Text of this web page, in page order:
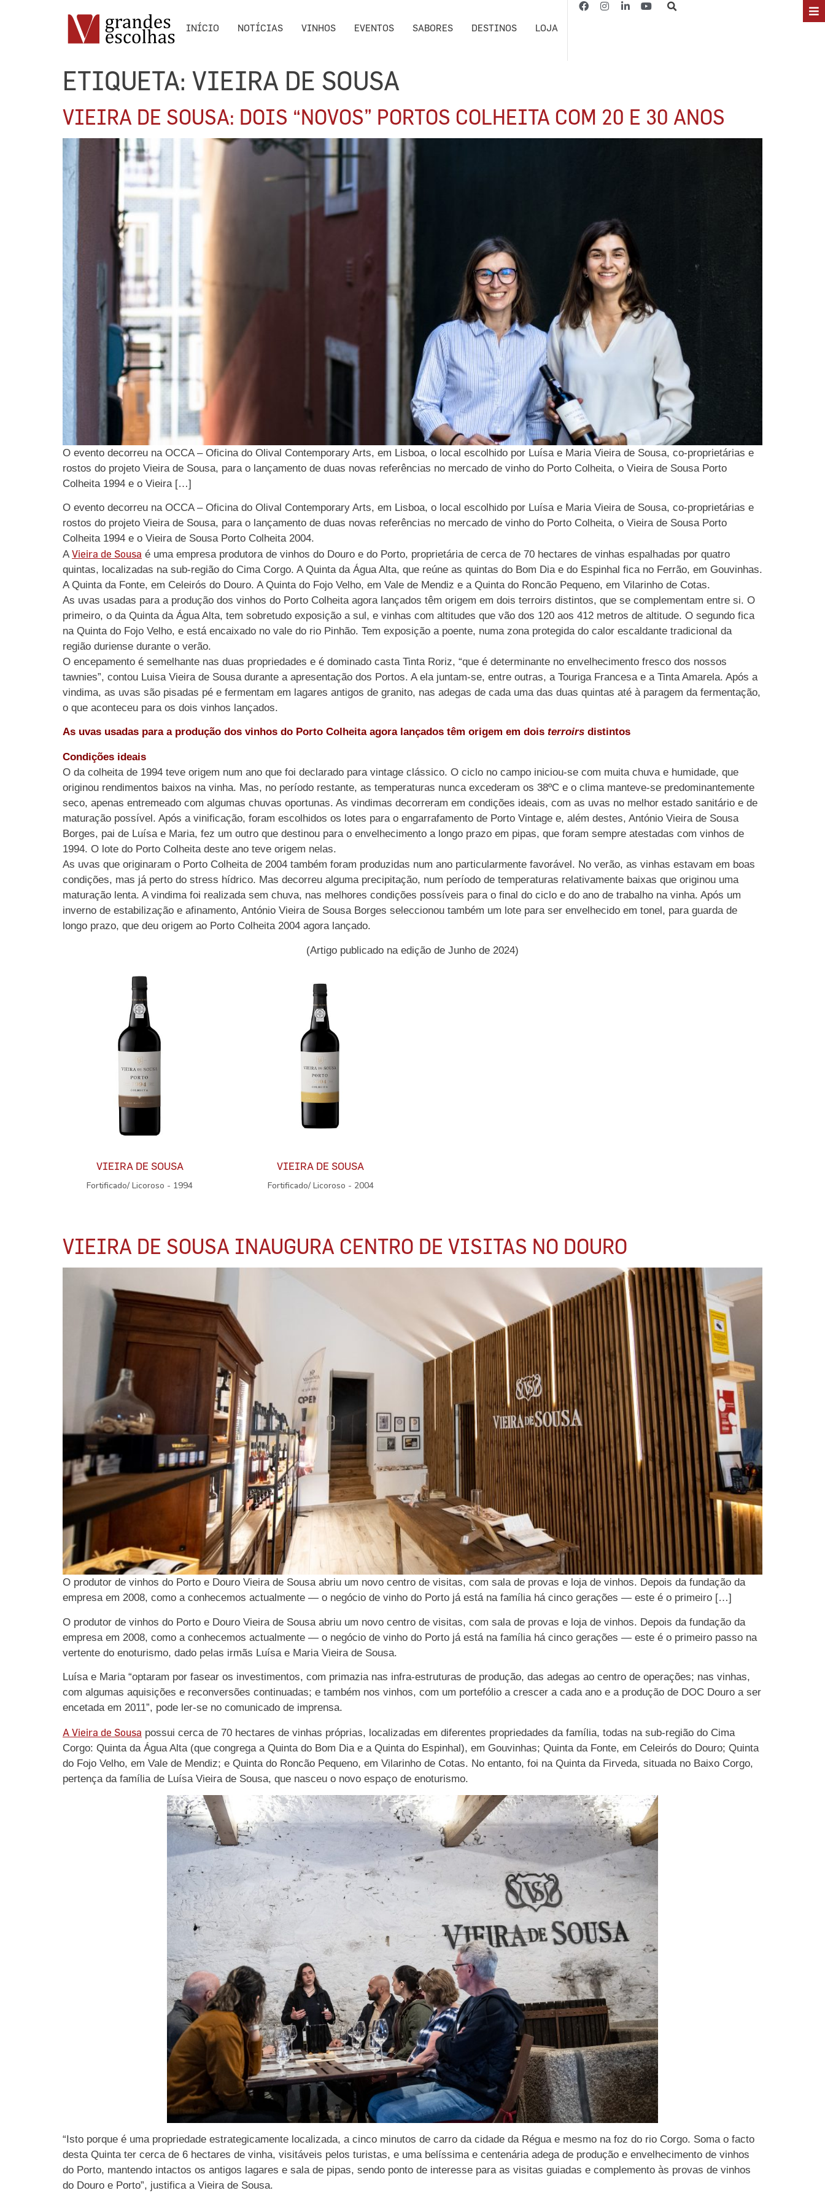
INÍCIO NOTÍCIAS VINHOS EVENTOS SABORES DESTINOS LOJA
ETIQUETA: VIEIRA DE SOUSA
VIEIRA DE SOUSA: DOIS “NOVOS” PORTOS COLHEITA COM 20 E 30 ANOS
O evento decorreu na OCCA – Oficina do Olival Contemporary Arts, em Lisboa, o local escolhido por Luísa e Maria Vieira de Sousa, co-proprietárias e
rostos do projeto Vieira de Sousa, para o lançamento de duas novas referências no mercado de vinho do Porto Colheita, o Vieira de Sousa Porto
Colheita 1994 e o Vieira […]
O evento decorreu na OCCA – Oficina do Olival Contemporary Arts, em Lisboa, o local escolhido por Luísa e Maria Vieira de Sousa, co-proprietárias e
rostos do projeto Vieira de Sousa, para o lançamento de duas novas referências no mercado de vinho do Porto Colheita, o Vieira de Sousa Porto
Colheita 1994 e o Vieira de Sousa Porto Colheita 2004.
AVieira de Sousa é uma empresa produtora de vinhos do Douro e do Porto, proprietária de cerca de 70 hectares de vinhas espalhadas por quatro
quintas, localizadas na sub-região do Cima Corgo. A Quinta da Água Alta, que reúne as quintas do Bom Dia e do Espinhal fica no Ferrão, em Gouvinhas.
A Quinta da Fonte, em Celeirós do Douro. A Quinta do Fojo Velho, em Vale de Mendiz e a Quinta do Roncão Pequeno, em Vilarinho de Cotas.
As uvas usadas para a produção dos vinhos do Porto Colheita agora lançados têm origem em dois terroirs distintos, que se complementam entre si. O
primeiro, o da Quinta da Água Alta, tem sobretudo exposição a sul, e vinhas com altitudes que vão dos 120 aos 412 metros de altitude. O segundo fica
na Quinta do Fojo Velho, e está encaixado no vale do rio Pinhão. Tem exposição a poente, numa zona protegida do calor escaldante tradicional da
região duriense durante o verão.
O encepamento é semelhante nas duas propriedades e é dominado casta Tinta Roriz, “que é determinante no envelhecimento fresco dos nossos
tawnies”, contou Luisa Vieira de Sousa durante a apresentação dos Portos. A ela juntam-se, entre outras, a Touriga Francesa e a Tinta Amarela. Após a
vindima, as uvas são pisadas pé e fermentam em lagares antigos de granito, nas adegas de cada uma das duas quintas até à paragem da fermentação,
o que aconteceu para os dois vinhos lançados.
As uvas usadas para a produção dos vinhos do Porto Colheita agora lançados têm origem em dois terroirs distintos
Condições ideais
O da colheita de 1994 teve origem num ano que foi declarado para vintage clássico. O ciclo no campo iniciou-se com muita chuva e humidade, que
originou rendimentos baixos na vinha. Mas, no período restante, as temperaturas nunca excederam os 38ºC e o clima manteve-se predominantemente
seco, apenas entremeado com algumas chuvas oportunas. As vindimas decorreram em condições ideais, com as uvas no melhor estado sanitário e de
maturação possível. Após a vinificação, foram escolhidos os lotes para o engarrafamento de Porto Vintage e, além destes, António Vieira de Sousa
Borges, pai de Luísa e Maria, fez um outro que destinou para o envelhecimento a longo prazo em pipas, que foram sempre atestadas com vinhos de
1994. O lote do Porto Colheita deste ano teve origem nelas.
As uvas que originaram o Porto Colheita de 2004 também foram produzidas num ano particularmente favorável. No verão, as vinhas estavam em boas
condições, mas já perto do stress hídrico. Mas decorreu alguma precipitação, num período de temperaturas relativamente baixas que originou uma
maturação lenta. A vindima foi realizada sem chuva, nas melhores condições possíveis para o final do ciclo e do ano de trabalho na vinha. Após um
inverno de estabilização e afinamento, António Vieira de Sousa Borges seleccionou também um lote para ser envelhecido em tonel, para guarda de
longo prazo, que deu origem ao Porto Colheita 2004 agora lançado.
(Artigo publicado na edição de Junho de 2024)
VIEIRA DE SOUSA
Fortificado/ Licoroso - 1994
VIEIRA DE SOUSA
Fortificado/ Licoroso - 2004
VIEIRA DE SOUSA INAUGURA CENTRO DE VISITAS NO DOURO
O produtor de vinhos do Porto e Douro Vieira de Sousa abriu um novo centro de visitas, com sala de provas e loja de vinhos. Depois da fundação da
empresa em 2008, como a conhecemos actualmente — o negócio de vinho do Porto já está na família há cinco gerações — este é o primeiro […]
O produtor de vinhos do Porto e Douro Vieira de Sousa abriu um novo centro de visitas, com sala de provas e loja de vinhos. Depois da fundação da
empresa em 2008, como a conhecemos actualmente — o negócio de vinho do Porto já está na família há cinco gerações — este é o primeiro passo na
vertente do enoturismo, dado pelas irmãs Luísa e Maria Vieira de Sousa.
Luísa e Maria “optaram por fasear os investimentos, com primazia nas infra-estruturas de produção, das adegas ao centro de operações; nas vinhas,
com algumas aquisições e reconversões continuadas; e também nos vinhos, com um portefólio a crescer a cada ano e a produção de DOC Douro a ser
encetada em 2011”, pode ler-se no comunicado de imprensa.
A Vieira de Sousa possui cerca de 70 hectares de vinhas próprias, localizadas em diferentes propriedades da família, todas na sub-região do Cima
Corgo: Quinta da Água Alta (que congrega a Quinta do Bom Dia e a Quinta do Espinhal), em Gouvinhas; Quinta da Fonte, em Celeirós do Douro; Quinta
do Fojo Velho, em Vale de Mendiz; e Quinta do Roncão Pequeno, em Vilarinho de Cotas. No entanto, foi na Quinta da Firveda, situada no Baixo Corgo,
pertença da família de Luísa Vieira de Sousa, que nasceu o novo espaço de enoturismo.
“Isto porque é uma propriedade estrategicamente localizada, a cinco minutos de carro da cidade da Régua e mesmo na foz do rio Corgo. Soma o facto
desta Quinta ter cerca de 6 hectares de vinha, visitáveis pelos turistas, e uma belíssima e centenária adega de produção e envelhecimento de vinhos
do Porto, mantendo intactos os antigos lagares e sala de pipas, sendo ponto de interesse para as visitas guiadas e complemento às provas de vinhos
do Douro e Porto”, justifica a Vieira de Sousa.